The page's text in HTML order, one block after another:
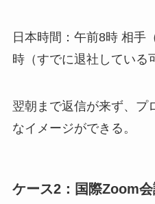
日本時間：午前8時 相手
時（すでに退社している
翌朝まで返信が来ず、プ
なイメージができる。
ケース2：国際Zoom